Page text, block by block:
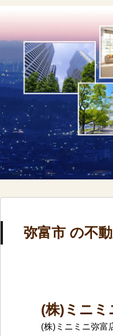
弥富市 の不
(株)ミニミ
(株)ミニミニ弥富